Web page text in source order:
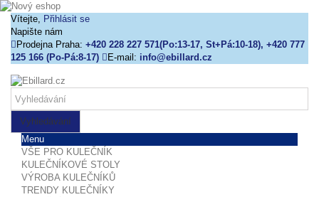
Vítejte, Přihlásit se
Napište nám
Prodejna Praha: +420 228 227 571(Po:13-17, St+Pá:10-18), +420 777
125 166 (Po-Pá:8-17)
E-mail: info@ebillard.cz
Vyhledávání
Menu
VŠE PRO KULEČNÍK
KULEČNÍKOVÉ STOLY
VÝROBA KULEČNÍKŮ
TRENDY KULEČNÍKY